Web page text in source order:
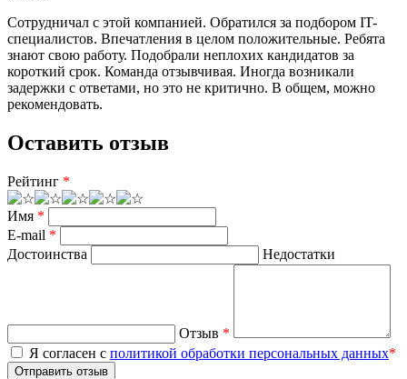
Сотрудничал с этой компанией. Обратился за подбором IT-
специалистов. Впечатления в целом положительные. Ребята
знают свою работу. Подобрали неплохих кандидатов за
короткий срок. Команда отзывчивая. Иногда возникали
задержки с ответами, но это не критично. В общем, можно
рекомендовать.
Оставить отзыв
Рейтинг *
Имя *
E-mail *
Достоинства
Недостатки
Отзыв *
Я согласен с политикой обработки персональных данных*
Отправить отзыв